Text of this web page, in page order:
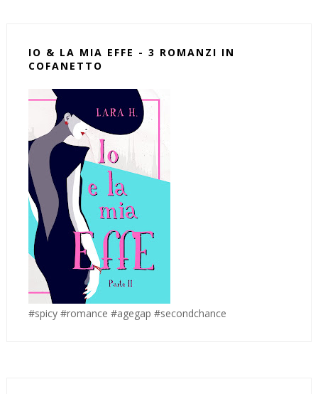
IO & LA MIA EFFE - 3 ROMANZI IN
COFANETTO
#spicy #romance #agegap #secondchance